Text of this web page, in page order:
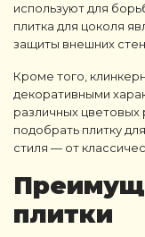
используют для
плитка для цоколя
защиты внешних
Кроме того,
декоративными
различных цветовых
подобрать плитку
стиля — от
плитки